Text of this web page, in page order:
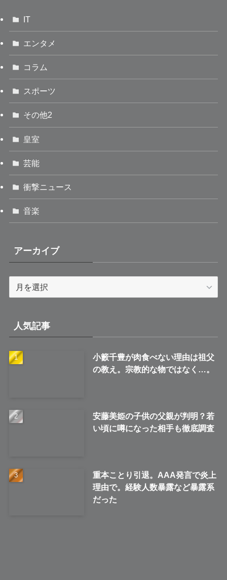
IT
エンタメ
コラム
スポーツ
その他2
皇室
芸能
衝撃ニュース
音楽
アーカイブ
ブ
人気記事
小籔千豊が肉食べない理由は祖父
の教え。宗教的な物ではなく…。
安藤美姫の子供の父親が判明？若
い頃に噂になった相手も徹底調査
重本ことり引退。AAA発言で炎上
理由で。経験人数暴露など暴露系
だった